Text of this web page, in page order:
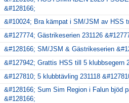
&#128166;
&#10024; Bra kämpat i SM/JSM av HSS
&#127774; Gästrikeserien 231126
&#128166; SM/JSM & Gästrikeserien
&#127942; Grattis HSS till 5 klubbsegern
&#127810; 5 klubbtävling 231118
&#128166; Sum Sim Region i Falun bjöd
&#128166;